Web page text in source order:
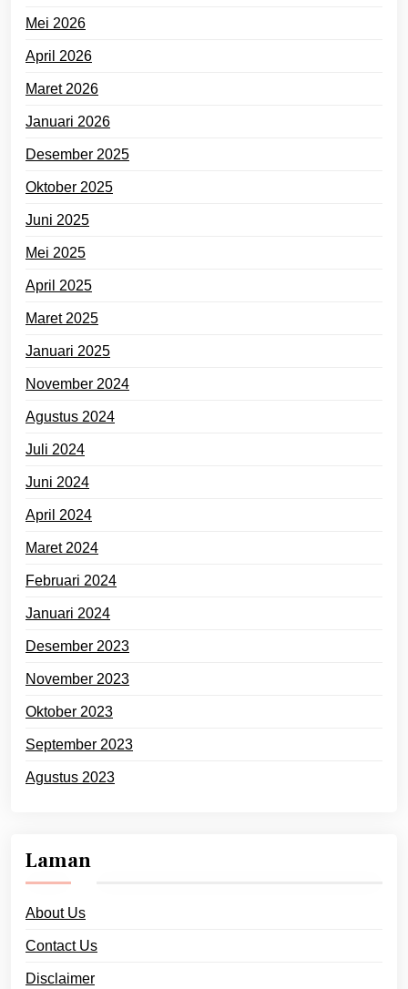
Mei 2026
April 2026
Maret 2026
Januari 2026
Desember 2025
Oktober 2025
Juni 2025
Mei 2025
April 2025
Maret 2025
Januari 2025
November 2024
Agustus 2024
Juli 2024
Juni 2024
April 2024
Maret 2024
Februari 2024
Januari 2024
Desember 2023
November 2023
Oktober 2023
September 2023
Agustus 2023
Laman
About Us
Contact Us
Disclaimer